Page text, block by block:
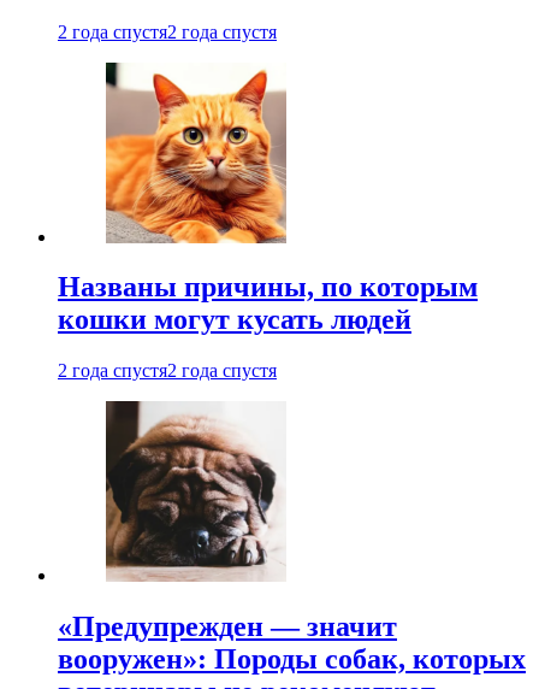
2 года спустя2 года спустя
Названы причины, по которым
кошки могут кусать людей
2 года спустя2 года спустя
«Предупрежден — значит
вооружен»: Породы собак, которых